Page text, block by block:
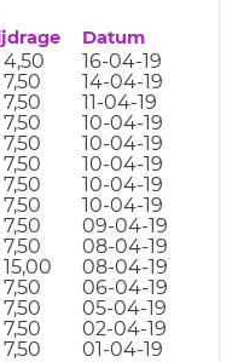
Datum
16-04-19
14-04-19
11-04-19
10-04-19
10-04-19
10-04-19
10-04-19
10-04-19
09-04-19
08-04-19
08-04-19
06-04-19
05-04-19
02-04-19
01-04-19